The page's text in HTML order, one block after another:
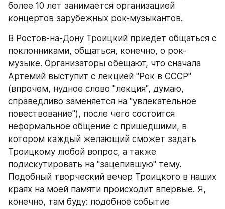
более 10 лет занимается организацией
концертов зарубежных рок-музыкантов.
В Ростов-на-Дону Троицкий приедет общаться с
поклонниками, общаться, конечно, о рок-
музыке. Организаторы обещают, что сначала
Артемий выступит с лекцией "Рок в СССР"
(впрочем, нудное слово "лекция", думаю,
справедливо заменяется на "увлекательное
повествование"), после чего состоится
неформальное общение с пришедшими, в
котором каждый желающий сможет задать
Троицкому любой вопрос, а также
подискутировать на "зацепившую" тему.
Подобный творческий вечер Троицкого в наших
краях на моей памяти происходит впервые. Я,
конечно, там буду: подобное событие